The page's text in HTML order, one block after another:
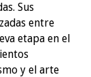
Sus
entre
etapa en el
y el arte